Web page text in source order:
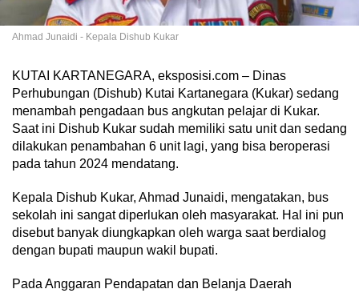
Ahmad Junaidi - Kepala Dishub Kukar
KUTAI KARTANEGARA, eksposisi.com – Dinas
Perhubungan (Dishub) Kutai Kartanegara (Kukar) sedang
menambah pengadaan bus angkutan pelajar di Kukar.
Saat ini Dishub Kukar sudah memiliki satu unit dan sedang
dilakukan penambahan 6 unit lagi, yang bisa beroperasi
pada tahun 2024 mendatang.
Kepala Dishub Kukar, Ahmad Junaidi, mengatakan, bus
sekolah ini sangat diperlukan oleh masyarakat. Hal ini pun
disebut banyak diungkapkan oleh warga saat berdialog
dengan bupati maupun wakil bupati.
Pada Anggaran Pendapatan dan Belanja Daerah